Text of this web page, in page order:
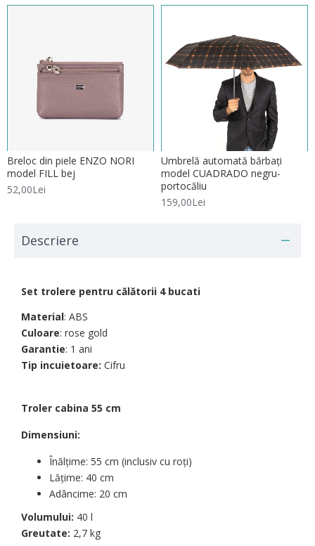
Breloc din piele ENZO NORI
model FILL bej
52,00Lei
Umbrelă automată bărbați
model CUADRADO negru-
portocăliu
159,00Lei
Descriere
Set trolere pentru călătorii 4 bucati
Material: ABS
Culoare: rose gold
Garantie: 1 ani
Tip incuietoare: Cifru
Troler cabina 55 cm
Dimensiuni:
Înălțime: 55 cm (inclusiv cu roți)
Lățime: 40 cm
Adâncime: 20 cm
Volumului: 40 l
Greutate: 2,7 kg